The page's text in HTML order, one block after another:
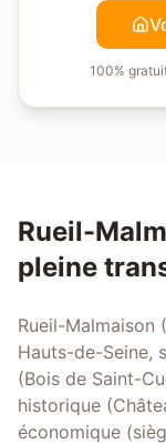
100%
Rueil-
pleine
Rueil-
Hauts-de-Seine,
(Bois de Saint-
historique
économique